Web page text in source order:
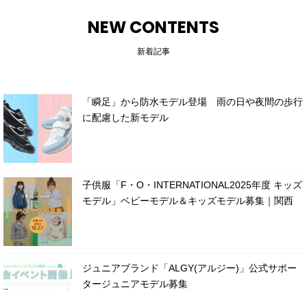
NEW CONTENTS
新着記事
「瞬足」から防水モデル登場 雨の日や夜間の歩行
に配慮した新モデル
子供服「F・O・INTERNATIONAL2025年度 キッズ
モデル」ベビーモデル＆キッズモデル募集｜関西
ジュニアブランド「ALGY(アルジー)」公式サポー
タージュニアモデル募集